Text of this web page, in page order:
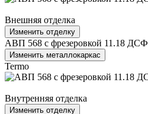
Внешняя отделка
Изменить отделку
АВП 568 с фрезеровкой 11.18 ДСФ
Изменить металлокаркас
Termo
Внутренняя отделка
Изменить отделку